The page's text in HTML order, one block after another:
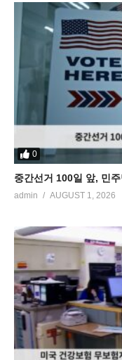
0
중간선거 100일 앞, 민
admin AUGUST 1, 2026